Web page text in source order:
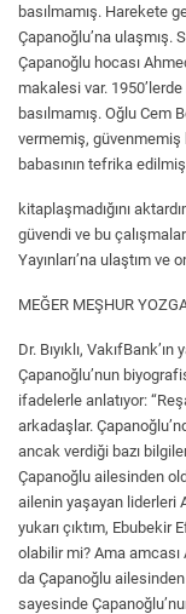
basılmamış. Harekete
Çapanoğlu’na ulaşmış.
Çapanoğlu hocası
makalesi var.
basılmamış. Oğlu Cem
vermemiş, güvenmemiş
babasının tefrika
kitaplaşmadığını
güvendi ve bu
Yayınları’na ulaştım ve
MEĞER MEŞHUR
Dr. Bıyıklı,
Çapanoğlu’nun
ifadelerle anlatıyor:
arkadaşlar.
ancak verdiği bazı
Çapanoğlu ailesinden
ailenin yaşayan liderleri
yukarı çıktım, Ebubekir
olabilir mi? Ama
da Çapanoğlu
sayesinde